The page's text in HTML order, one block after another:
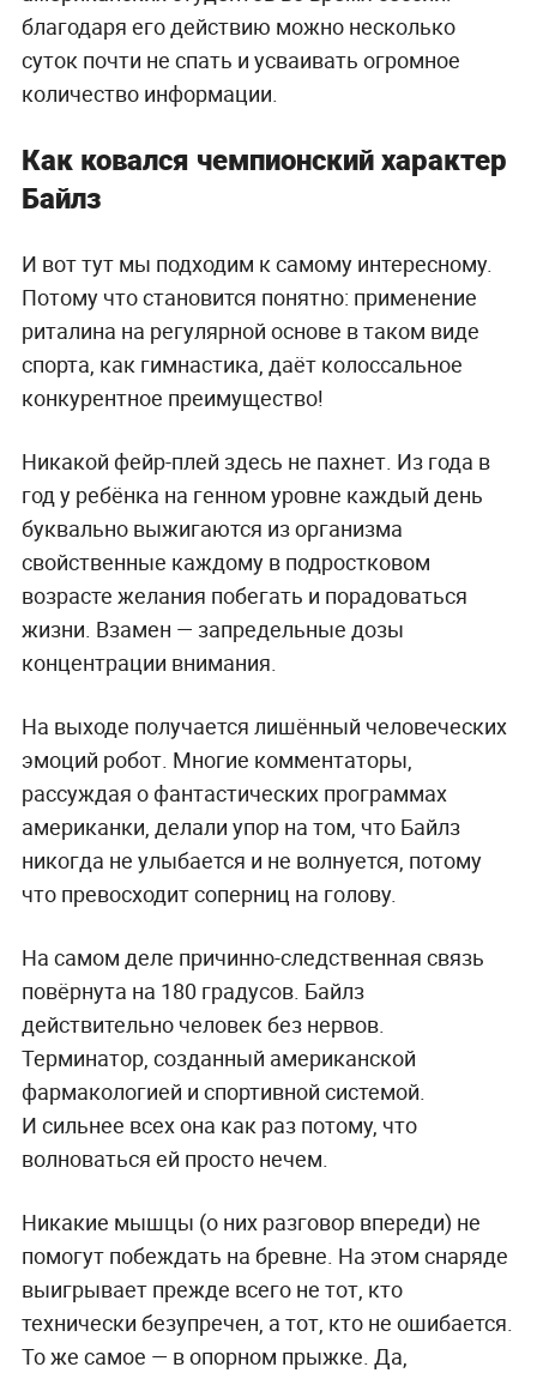
благодаря его действию можно несколько
суток почти не спать и усваивать огромное
количество информации.
Как ковался чемпионский характер
Байлз
И вот тут мы подходим к самому интересному.
Потому что становится понятно: применение
риталина на регулярной основе в таком виде
спорта, как гимнастика, даёт колоссальное
конкурентное преимущество!
Никакой фейр-плей здесь не пахнет. Из года в
год у ребёнка на генном уровне каждый день
буквально выжигаются из организма
свойственные каждому в подростковом
возрасте желания побегать и порадоваться
жизни. Взамен — запредельные дозы
концентрации внимания.
На выходе получается лишённый человеческих
эмоций робот. Многие комментаторы,
рассуждая о фантастических программах
американки, делали упор на том, что Байлз
никогда не улыбается и не волнуется, потому
что превосходит соперниц на голову.
На самом деле причинно-следственная связь
повёрнута на 180 градусов. Байлз
действительно человек без нервов.
Терминатор, созданный американской
фармакологией и спортивной системой.
И сильнее всех она как раз потому, что
волноваться ей просто нечем.
Никакие мышцы (о них разговор впереди) не
помогут побеждать на бревне. На этом снаряде
выигрывает прежде всего не тот, кто
технически безупречен, а тот, кто не ошибается.
То же самое — в опорном прыжке. Да,